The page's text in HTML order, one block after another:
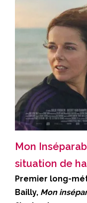
Mon
situation de
Premier long-
Bailly, Mon